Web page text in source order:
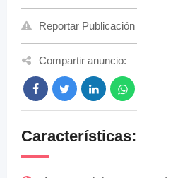
Reportar Publicación
Compartir anuncio:
Características: